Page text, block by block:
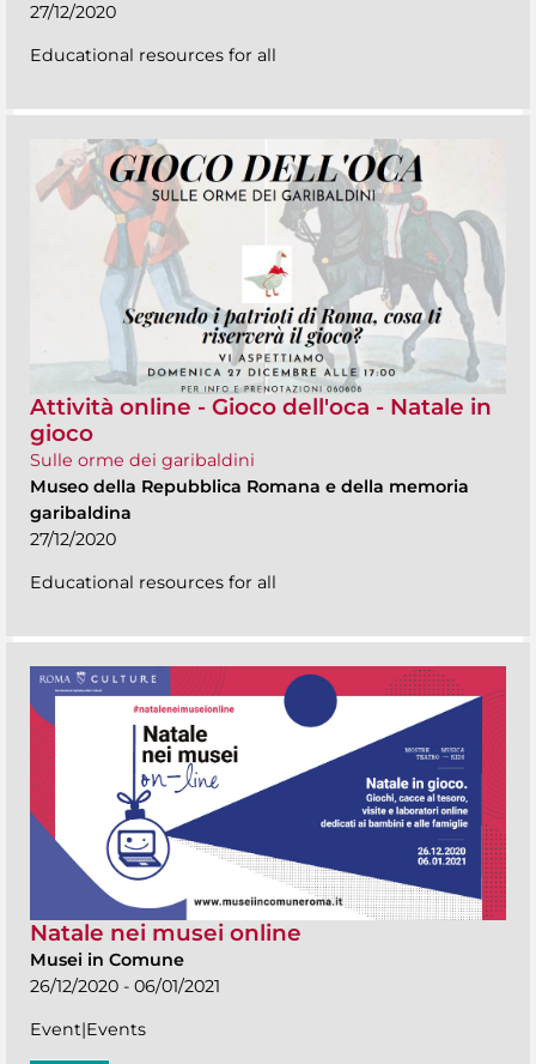
27/12/2020
Educational resources for all
Attività online - Gioco dell'oca - Natale in
gioco
Sulle orme dei garibaldini
Museo della Repubblica Romana e della memoria
garibaldina
27/12/2020
Educational resources for all
Natale nei musei online
Musei in Comune
26/12/2020 - 06/01/2021
Event|Events